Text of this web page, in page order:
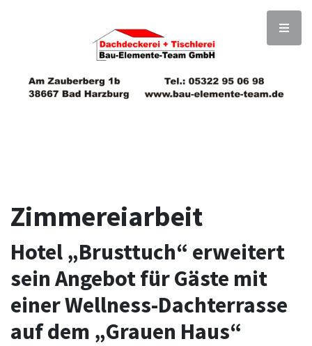
Zimmereiarbeit
Hotel „Brusttuch“ erweitert
sein Angebot für Gäste mit
einer Wellness-Dachterrasse
auf dem „Grauen Haus“